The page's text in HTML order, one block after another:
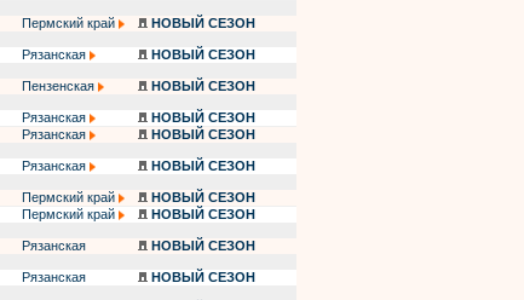
Пермский край
НОВЫЙ СЕЗОН
Рязанская
НОВЫЙ СЕЗОН
Пензенская
НОВЫЙ СЕЗОН
Рязанская
НОВЫЙ СЕЗОН
Рязанская
НОВЫЙ СЕЗОН
Рязанская
НОВЫЙ СЕЗОН
Пермский край
НОВЫЙ СЕЗОН
Пермский край
НОВЫЙ СЕЗОН
Рязанская
НОВЫЙ СЕЗОН
Рязанская
НОВЫЙ СЕЗОН